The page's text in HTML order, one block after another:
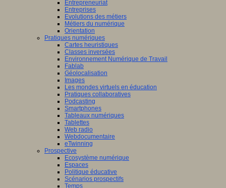
Entrepreneuriat
Entreprises
Evolutions des métiers
Métiers du numérique
Orientation
Pratiques numériques
Cartes heuristiques
Classes inversées
Environnement Numérique de Travail
Fablab
Géolocalisation
Images
Les mondes virtuels en éducation
Pratiques collaboratives
Podcasting
Smartphones
Tableaux numériques
Tablettes
Web radio
Webdocumentaire
eTwinning
Prospective
Ecosystème numérique
Espaces
Politique éducative
Scénarios prospectifs
Temps